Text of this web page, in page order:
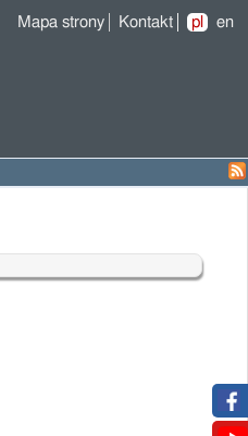
Mapa strony Kontakt pl en